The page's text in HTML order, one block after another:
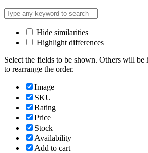
Hide similarities
Highlight differences
Select the fields to be shown. Others will be
to rearrange the order.
Image
SKU
Rating
Price
Stock
Availability
Add to cart